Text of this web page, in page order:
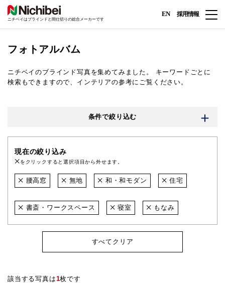
ニチベイはブラインドと間仕切りの総合メーカーです
EN 採用情報
フォトアルバム
ニチベイのブラインド写真を集めてみました。
キーワードごとに
検索もできますので、インテリアの参考にご覧ください。
条件で絞り込む
現在の絞り込み
をクリックすると選択項目から外せます。
腰高窓 無地 和・和モダン 住宅
書斎・ワークスペース 寝室 もなみ
すべてクリア
該当する写真は1枚です